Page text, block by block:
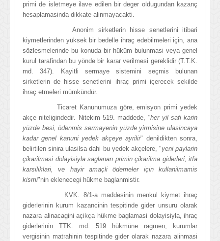
primi de isletmeye ilave edilen bir deger oldugundan kazanç
hesaplamasinda dikkate alinmayacakti.
Anonim sirketlerin hisse senetlerini itibari
kiymetlerinden yüksek bir bedelle ihraç edebilmeleri için, ana
sözlesmelerinde bu konuda bir hüküm bulunmasi veya genel
kurul tarafindan bu yönde bir karar verilmesi gereklidir (T.T.K.
md. 347). Kayitli sermaye sistemini seçmis bulunan
sirketlerin de hisse senetlerini ihraç primi içerecek sekilde
ihraç etmeleri mümkündür.
Ticaret Kanunumuza göre, emisyon primi yedek
akçe niteligindedir. Nitekim 519. maddede, "her yil safi karin
yüzde besi, ödenmis sermayenin yüzde yirmisine ulasincaya
kadar genel kanuni yedek akçeye ayrilir" denildikten sonra,
belirtilen sinira ulasilsa dahi bu yedek akçelere, "yeni paylarin
çikarilmasi dolayisiyla saglanan primin çikarilma giderleri, itfa
karsiliklari, ve hayir amaçli ödemeler için kullanilmamis
kismi"nin eklenecegi hükme baglanmistir.
KVK. 8/1-a maddesinin menkul kiymet ihraç
giderlerinin kurum kazancinin tespitinde gider unsuru olarak
nazara alinacagini açikça hükme baglamasi dolayisiyla, ihraç
giderlerinin TTK. md. 519 hükmüne ragmen, kurumlar
vergisinin matrahinin tespitinde gider olarak nazara alinmasi